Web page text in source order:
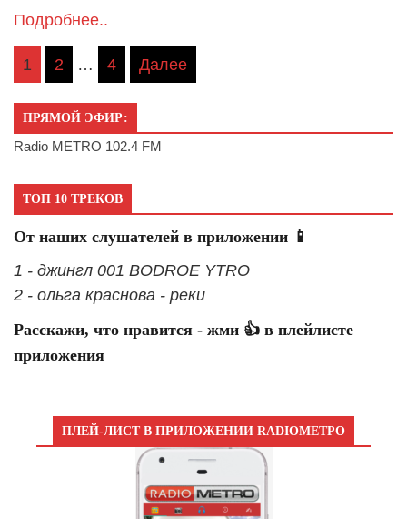
Подробнее..
Пагинация
записей
1 2 … 4 Далее
ПРЯМОЙ ЭФИР:
Radio METRO 102.4 FM
ТОП 10 ТРЕКОВ
От наших слушателей в приложении 📱
1 - джингл 001 BODROE YTRO
2 - ольга краснова - реки
Расскажи, что нравится - жми 👍 в плейлисте
приложения
ПЛЕЙ-ЛИСТ В ПРИЛОЖЕНИИ RADIOМЕТРО